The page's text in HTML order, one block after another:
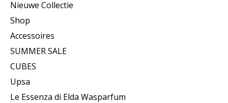
Nieuwe Collectie
Shop
Accessoires
SUMMER SALE
CUBES
Upsa
Le Essenza di Elda Wasparfum